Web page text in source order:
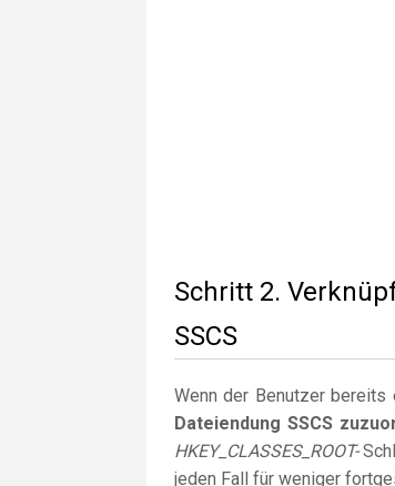
Schritt 2.
SSCS
Wenn der Benutzer bereits
Dateiendung SSCS
HKEY_CLASSES_ROOT-
jeden Fall für weniger